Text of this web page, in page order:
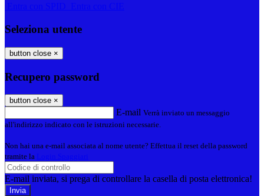
Seleziona utente
button close ×
Recupero password
button close ×
E-mail Verrà inviato un messaggio
all'indirizzo indicato con le istruzioni necessarie.
Non hai una e-mail associata al nome utente? Effettua il reset della password
tramite la
E-mail inviata, si prega di controllare la casella di posta elettronica!